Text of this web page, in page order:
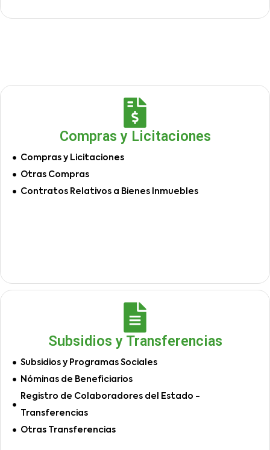
Compras y Licitaciones
Compras y Licitaciones
Otras Compras
Contratos Relativos a Bienes Inmuebles
Subsidios y Transferencias
Subsidios y Programas Sociales
Nóminas de Beneficiarios
Registro de Colaboradores del Estado -
Transferencias
Otras Transferencias